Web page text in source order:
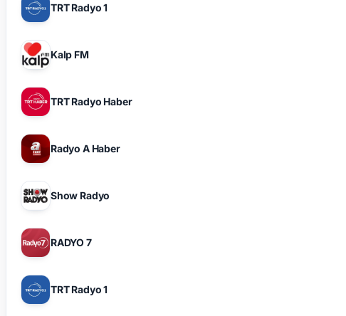
TRT Radyo 1
Kalp FM
TRT Radyo Haber
Radyo A Haber
Show Radyo
RADYO 7
TRT Radyo 1